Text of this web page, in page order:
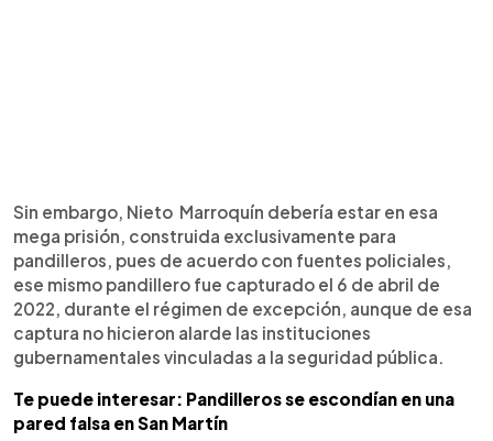
Sin embargo, Nieto Marroquín debería estar en esa
mega prisión, construida exclusivamente para
pandilleros, pues de acuerdo con fuentes policiales,
ese mismo pandillero fue capturado el 6 de abril de
2022, durante el régimen de excepción, aunque de esa
captura no hicieron alarde las instituciones
gubernamentales vinculadas a la seguridad pública.
Te puede interesar: Pandilleros se escondían en una
pared falsa en San Martín